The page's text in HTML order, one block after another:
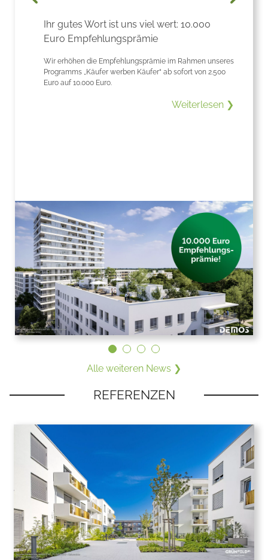
Ihr gutes Wort ist uns viel wert: 10.000
Euro Empfehlungsprämie
Wir erhöhen die Empfehlungsprämie im Rahmen unseres
Programms „Käufer werben Käufer“ ab sofort von 2.500
Euro auf 10.000 Euro.
Weiterlesen ❯
Alle weiteren News ❯
REFERENZEN